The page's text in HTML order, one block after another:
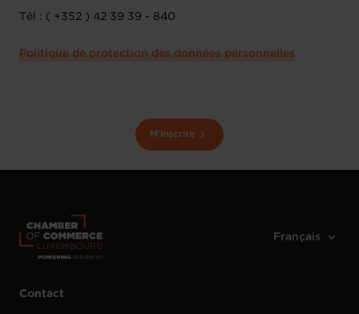
Tél : ( +352 ) 42 39 39 - 840
Politique de protection des données personnelles
M'inscrire
Contact